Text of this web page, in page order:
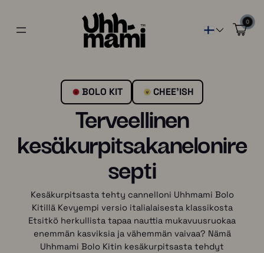
0
BOLO KIT CHEE'ISH
Terveellinen
kesäkurpitsakanelonire
septi
Kesäkurpitsasta tehty cannelloni Uhhmami Bolo
Kitillä Kevyempi versio italialaisesta klassikosta
Etsitkö herkullista tapaa nauttia mukavuusruokaa
enemmän kasviksia ja vähemmän vaivaa? Nämä
Uhhmami Bolo Kitin kesäkurpitsasta tehdyt